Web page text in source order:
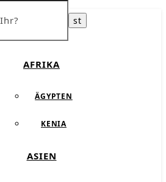
AFRIKA
ÄGYPTEN
KENIA
ASIEN